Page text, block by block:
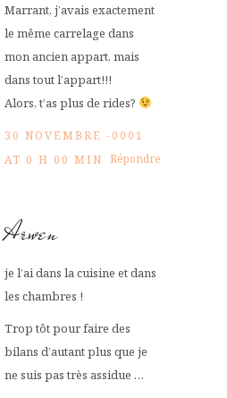
Marrant, j’avais exactement
le même carrelage dans
mon ancien appart, mais
dans tout l’appart!!!
Alors, t’as plus de rides?
30 NOVEMBRE -0001
AT 0 H 00 MIN Répondre
Arwen
je l’ai dans la cuisine et dans
les chambres !
Trop tôt pour faire des
bilans d’autant plus que je
ne suis pas très assidue …